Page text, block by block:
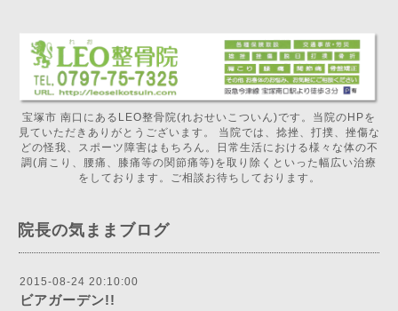
宝塚市 南口にあるLEO整骨院(れおせいこついん)です。当院のHPを
見ていただきありがとうございます。 当院では、捻挫、打撲、挫傷な
どの怪我、スポーツ障害はもちろん。日常生活における様々な体の不
調(肩こり、腰痛、膝痛等の関節痛等)を取り除くといった幅広い治療
をしております。ご相談お待ちしております。
院長の気ままブログ
2015-08-24 20:10:00
ビアガーデン!!